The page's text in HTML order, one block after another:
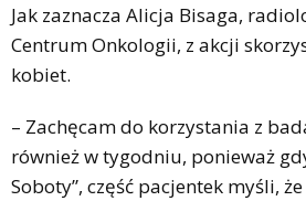
Jak zaznacza Alicja Bisaga,
Centrum Onkologii, z akcji
kobiet.
– Zachęcam do korzystania z
również w tygodniu, ponieważ
Soboty”, część pacjentek myśli,